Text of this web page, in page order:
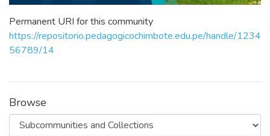
Permanent URI for this community
https://repositorio.pedagogicochimbote.edu.pe/handle/1234
56789/14
Browse